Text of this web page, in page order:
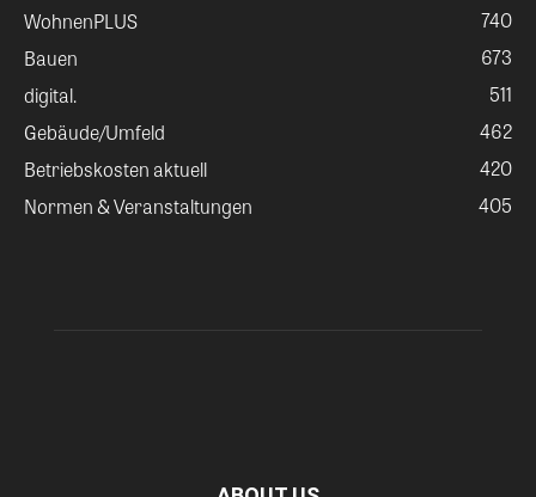
WohnenPLUS
740
Bauen
673
digital.
511
Gebäude/Umfeld
462
Betriebskosten aktuell
420
Normen & Veranstaltungen
405